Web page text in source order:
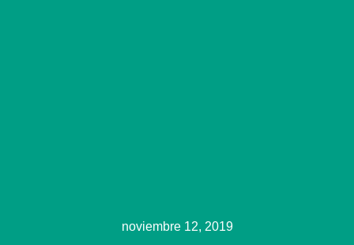
noviembre 12, 2019